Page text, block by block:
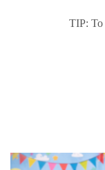
TIP: Το